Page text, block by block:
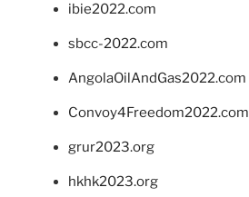
ibie2022.com
sbcc-2022.com
AngolaOilAndGas2022.com
Convoy4Freedom2022.com
grur2023.org
hkhk2023.org